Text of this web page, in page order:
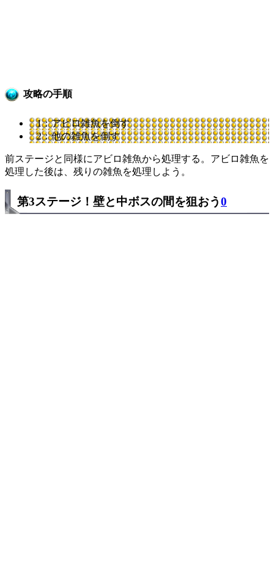
攻略の手順
1：アビロ雑魚を倒す
2：他の雑魚を倒す
前ステージと同様にアビロ雑魚から処理する。アビロ雑魚を
処理した後は、残りの雑魚を処理しよう。
第3ステージ！壁と中ボスの間を狙おう0